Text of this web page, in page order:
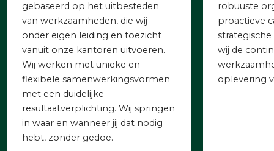
gebaseerd op het uitbesteden
van werkzaamheden, die wij
onder eigen leiding en toezicht
vanuit onze kantoren uitvoeren.
Wij werken met unieke en
flexibele samenwerkingsvormen
met een duidelijke
resultaatverplichting. Wij springen
in waar en wanneer jij dat nodig
hebt, zonder gedoe.
robuuste
proactieve
wij de
oplevering